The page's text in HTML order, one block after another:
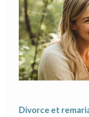
Divorce et